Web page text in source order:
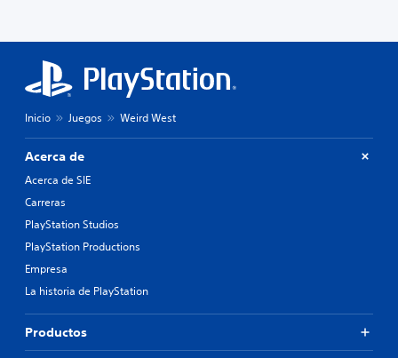
Inicio Juegos Weird West
Acerca de
Acerca de SIE
Carreras
PlayStation Studios
PlayStation Productions
Empresa
La historia de PlayStation
Productos